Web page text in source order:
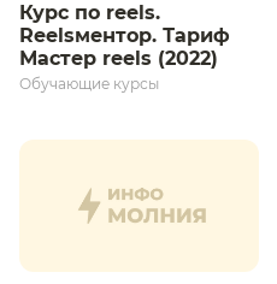
Курс по reels.
Reelsментор. Тариф
Мастер reels (2022)
Обучающие курсы